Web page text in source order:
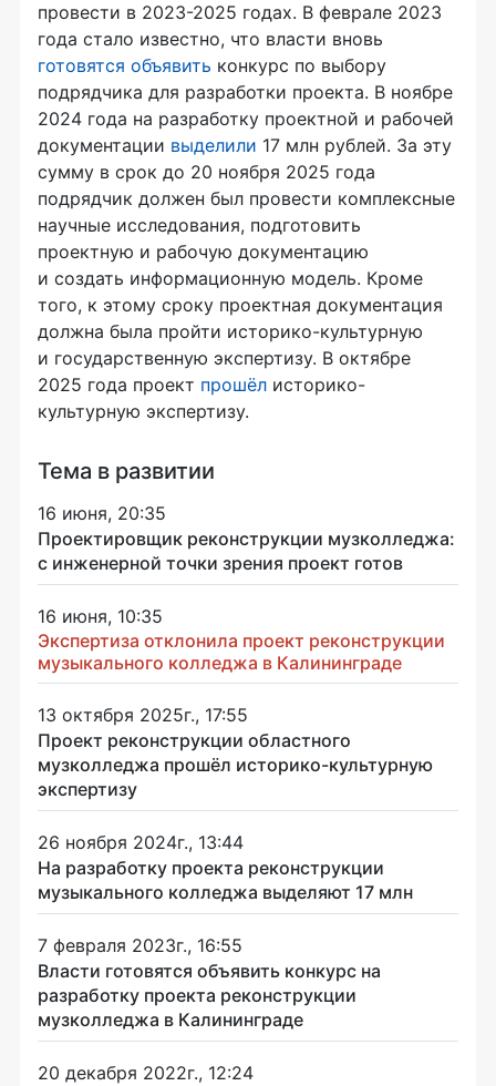
провести в 2023-2025 годах. В феврале 2023
года стало известно, что власти вновь
готовятся объявить конкурс по выбору
подрядчика для разработки проекта. В ноябре
2024 года на разработку проектной и рабочей
документации выделили 17 млн рублей. За эту
сумму в срок до 20 ноября 2025 года
подрядчик должен был провести комплексные
научные исследования, подготовить
проектную и рабочую документацию
и создать информационную модель. Кроме
того, к этому сроку проектная документация
должна была пройти историко-культурную
и государственную экспертизу. В октябре
2025 года проект прошёл историко-
культурную экспертизу.
Тема в развитии
16 июня, 20:35
Проектировщик реконструкции музколледжа:
с инженерной точки зрения проект готов
16 июня, 10:35
Экспертиза отклонила проект реконструкции
музыкального колледжа в Калининграде
13 октября 2025г., 17:55
Проект реконструкции областного
музколледжа прошёл историко-культурную
экспертизу
26 ноября 2024г., 13:44
На разработку проекта реконструкции
музыкального колледжа выделяют 17 млн
7 февраля 2023г., 16:55
Власти готовятся объявить конкурс на
разработку проекта реконструкции
музколледжа в Калининграде
20 декабря 2022г., 12:24